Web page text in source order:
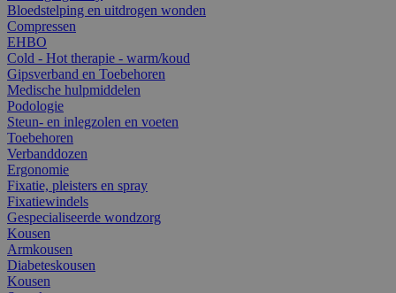
Bloedstelping en uitdrogen wonden
Compressen
EHBO
Cold - Hot therapie - warm/koud
Gipsverband en Toebehoren
Medische hulpmiddelen
Podologie
Steun- en inlegzolen en voeten
Toebehoren
Verbanddozen
Ergonomie
Fixatie, pleisters en spray
Fixatiewindels
Gespecialiseerde wondzorg
Kousen
Armkousen
Diabeteskousen
Kousen